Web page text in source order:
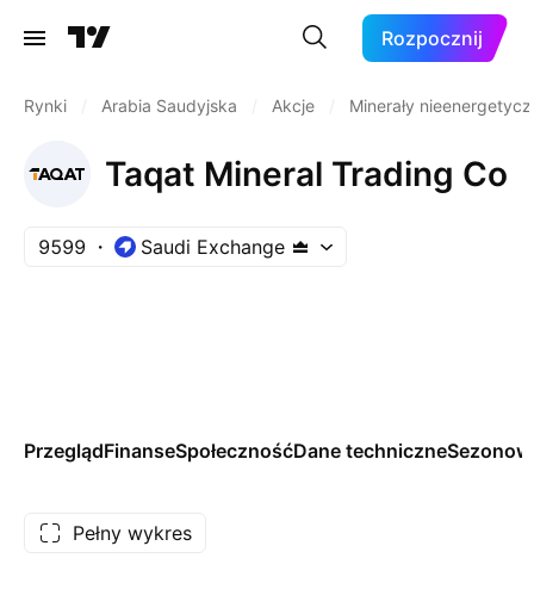
Rozpocznij
Rynki Arabia Saudyjska Akcje Minerały
Taqat Mineral Trading Co
9599 Saudi Exchange
PrzeglądFinanseSpołecznośćDane techniczne
Pełny wykres